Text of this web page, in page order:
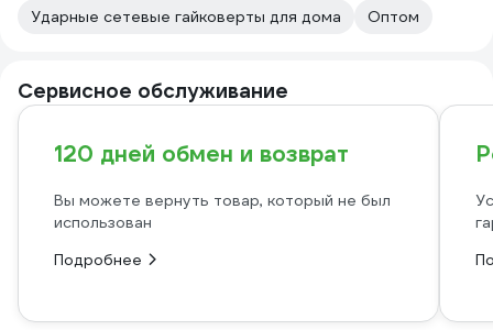
Ударные сетевые гайковерты для дома
Оптом
Сервисное обслуживание
120 дней обмен и возврат
Вы можете вернуть товар, который не был
использован
Подробнее